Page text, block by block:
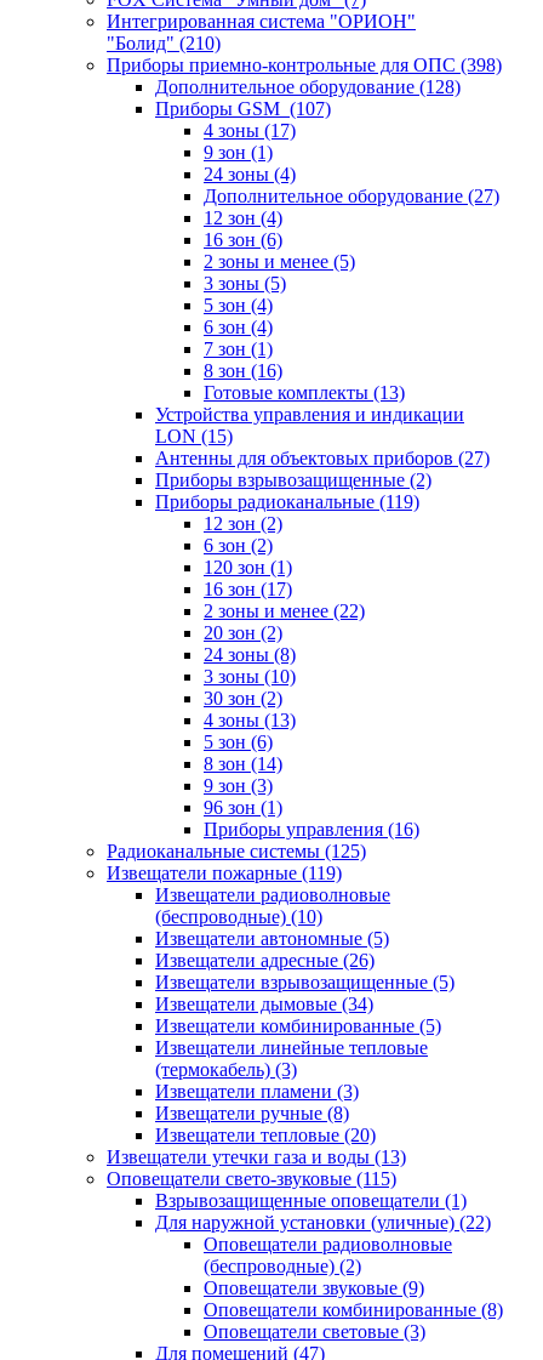
Интегрированная система "ОРИОН"
"Болид" (210)
Приборы приемно-контрольные для ОПС (398)
Дополнительное оборудование (128)
Приборы GSM (107)
4 зоны (17)
9 зон (1)
24 зоны (4)
Дополнительное оборудование (27)
12 зон (4)
16 зон (6)
2 зоны и менее (5)
3 зоны (5)
5 зон (4)
6 зон (4)
7 зон (1)
8 зон (16)
Готовые комплекты (13)
Устройства управления и индикации
LON (15)
Антенны для объектовых приборов (27)
Приборы взрывозащищенные (2)
Приборы радиоканальные (119)
12 зон (2)
6 зон (2)
120 зон (1)
16 зон (17)
2 зоны и менее (22)
20 зон (2)
24 зоны (8)
3 зоны (10)
30 зон (2)
4 зоны (13)
5 зон (6)
8 зон (14)
9 зон (3)
96 зон (1)
Приборы управления (16)
Радиоканальные системы (125)
Извещатели пожарные (119)
Извещатели радиоволновые
(беспроводные) (10)
Извещатели автономные (5)
Извещатели адресные (26)
Извещатели взрывозащищенные (5)
Извещатели дымовые (34)
Извещатели комбинированные (5)
Извещатели линейные тепловые
(термокабель) (3)
Извещатели пламени (3)
Извещатели ручные (8)
Извещатели тепловые (20)
Извещатели утечки газа и воды (13)
Оповещатели свето-звуковые (115)
Взрывозащищенные оповещатели (1)
Для наружной установки (уличные) (22)
Оповещатели радиоволновые
(беспроводные) (2)
Оповещатели звуковые (9)
Оповещатели комбинированные (8)
Оповещатели световые (3)
Для помещений (47)